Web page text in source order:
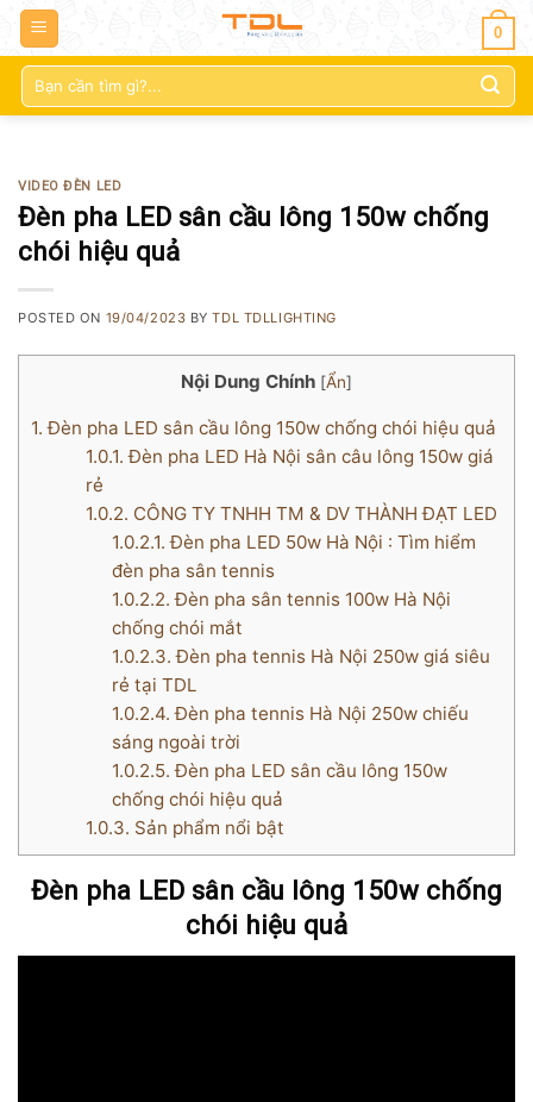
0
Tìm
kiếm:
VIDEO ĐÈN LED
Đèn pha LED sân cầu lông 150w chống
chói hiệu quả
POSTED ON 19/04/2023 BYTDL TDLLIGHTING
Nội Dung Chính [Ẩn]
1. Đèn pha LED sân cầu lông 150w chống chói hiệu quả
1.0.1. Đèn pha LED Hà Nội sân câu lông 150w giá
rẻ
1.0.2. CÔNG TY TNHH TM & DV THÀNH ĐẠT LED
1.0.2.1. Đèn pha LED 50w Hà Nội : Tìm hiểm
đèn pha sân tennis
1.0.2.2. Đèn pha sân tennis 100w Hà Nội
chống chói mắt
1.0.2.3. Đèn pha tennis Hà Nội 250w giá siêu
rẻ tại TDL
1.0.2.4. Đèn pha tennis Hà Nội 250w chiếu
sáng ngoài trời
1.0.2.5. Đèn pha LED sân cầu lông 150w
chống chói hiệu quả
1.0.3. Sản phẩm nổi bật
Đèn pha LED sân cầu lông 150w chống
chói hiệu quả